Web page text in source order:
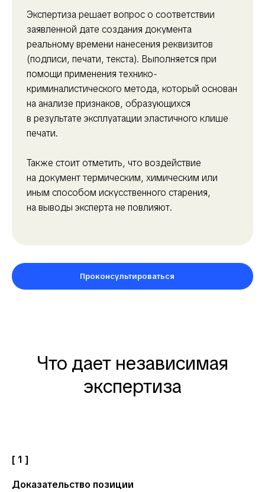
Экспертиза решает вопрос о соответствии
заявленной дате создания документа
реальному времени нанесения реквизитов
(подписи, печати, текста). Выполняется при
помощи применения технико-
криминалистического метода, который основан
на анализе признаков, образующихся
в результате эксплуатации эластичного клише
печати.
Также стоит отметить, что воздействие
на документ термическим, химическим или
иным способом искусственного старения,
на выводы эксперта не повлияют.
Проконсультироваться
Что дает независимая
экспертиза
[ 1 ]
Доказательство позиции